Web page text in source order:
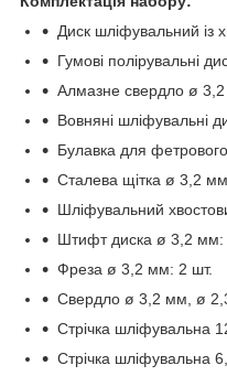
Диск шліфувальний із
Гумові полірувальні
Алмазне свердло ø
Вовняні шліфувальні
Булавка для
Сталева щітка ø 3,2
Шліфувальний
Штифт диска ø 3,2 мм:
Фреза ø 3,2 мм: 2 шт.
Свердло ø 3,2 мм, ø
Стрічка шліфувальна
Стрічка шліфувальна